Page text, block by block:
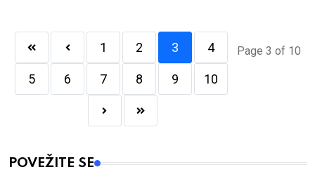
Page 3 of 10
1 2 3 4
5 6 7 8 9 10
POVEŽITE SE